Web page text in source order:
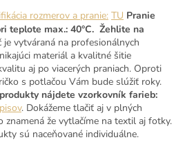
rozmerov a pranie: TU Pranie
teplote max.: 40°C. Žehlite na
je vytváraná na profesionálnych
materiál a kvalitné šitie
aj po viacerých praniach. Oproti
s potlačou Vám bude slúžiť roky.
nájdete vzorkovník farieb:
. Dokážeme tlačiť aj v plných
znamená že vytlačíme na textil aj fotky.
sú naceňované individuálne.